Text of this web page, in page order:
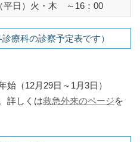
（平日）火・木 ～16：00
療科の診察予定表です）
始（12月29日～1月3日）
詳しくは救急外来のページを